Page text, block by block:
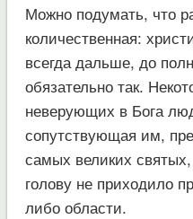
Можно подумать, что
количественная:
всегда дальше, до
обязательно так.
неверующих в Бога
сопутствующая им,
самых великих
голову не приходило
либо области.